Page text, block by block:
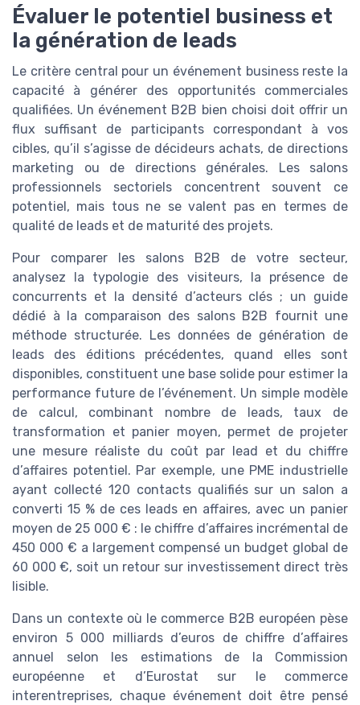
Évaluer le potentiel business et
la génération de leads
Le critère central pour un événement business reste la
capacité à générer des opportunités commerciales
qualifiées. Un événement B2B bien choisi doit offrir un
flux suffisant de participants correspondant à vos
cibles, qu’il s’agisse de décideurs achats, de directions
marketing ou de directions générales. Les salons
professionnels sectoriels concentrent souvent ce
potentiel, mais tous ne se valent pas en termes de
qualité de leads et de maturité des projets.
Pour comparer les salons B2B de votre secteur,
analysez la typologie des visiteurs, la présence de
concurrents et la densité d’acteurs clés ; un guide
dédié à la comparaison des salons B2B fournit une
méthode structurée. Les données de génération de
leads des éditions précédentes, quand elles sont
disponibles, constituent une base solide pour estimer la
performance future de l’événement. Un simple modèle
de calcul, combinant nombre de leads, taux de
transformation et panier moyen, permet de projeter
une mesure réaliste du coût par lead et du chiffre
d’affaires potentiel. Par exemple, une PME industrielle
ayant collecté 120 contacts qualifiés sur un salon a
converti 15 % de ces leads en affaires, avec un panier
moyen de 25 000 € : le chiffre d’affaires incrémental de
450 000 € a largement compensé un budget global de
60 000 €, soit un retour sur investissement direct très
lisible.
Dans un contexte où le commerce B2B européen pèse
environ 5 000 milliards d’euros de chiffre d’affaires
annuel selon les estimations de la Commission
européenne et d’Eurostat sur le commerce
interentreprises, chaque événement doit être pensé